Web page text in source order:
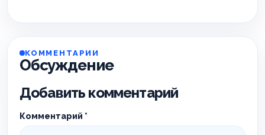
КОММЕНТАРИИ
Обсуждение
Добавить комментарий
Комментарий *